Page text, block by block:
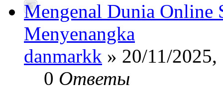
Mengenal Dunia
Menyenangka
danmarkk » 20/11/2025,
0 Ответы